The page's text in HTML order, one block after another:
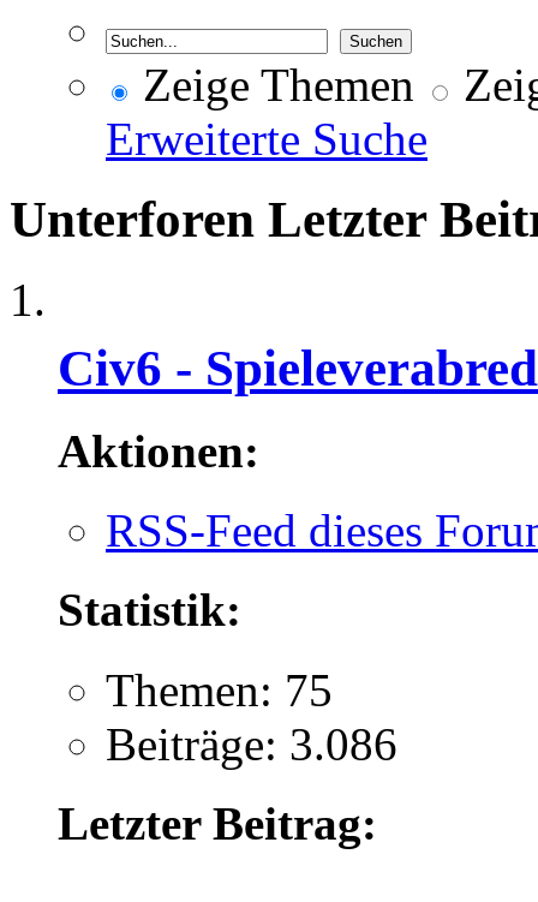
Zeige Themen
Erweiterte Suche
Unterforen Letzter
Civ6 -
Aktionen:
RSS-Feed dieses
Statistik:
Themen: 75
Beiträge: 3.086
Letzter Beitrag: